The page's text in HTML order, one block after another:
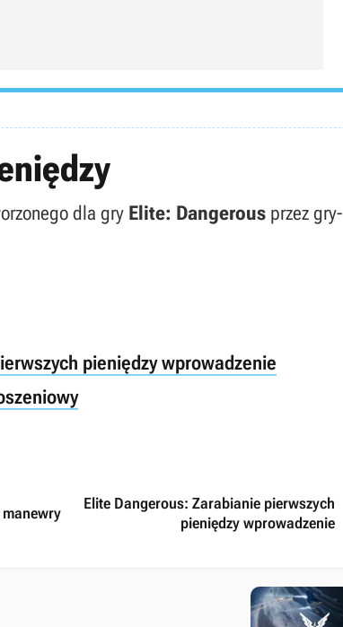
dla gry Elite: Dangerous przez gry-
pieniędzy wprowadzenie
Elite Dangerous: Zarabianie pierwszych
pieniędzy wprowadzenie